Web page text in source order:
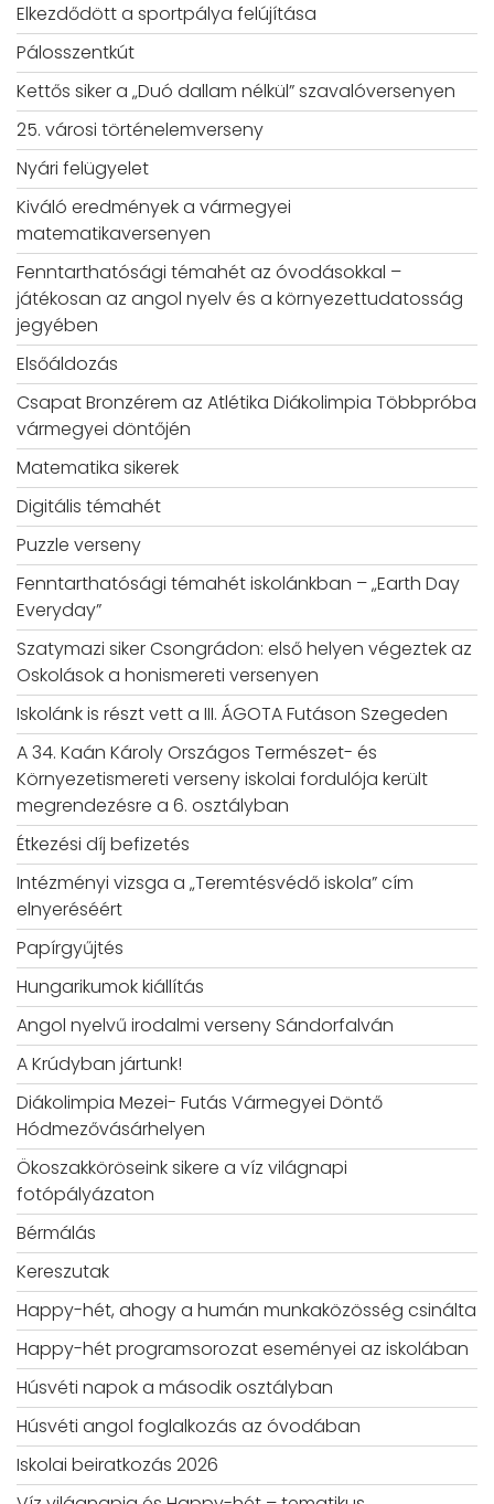
Elkezdődött a sportpálya felújítása
Pálosszentkút
Kettős siker a „Duó dallam nélkül” szavalóversenyen
25. városi történelemverseny
Nyári felügyelet
Kiváló eredmények a vármegyei
matematikaversenyen
Fenntarthatósági témahét az óvodásokkal –
játékosan az angol nyelv és a környezettudatosság
jegyében
Elsőáldozás
Csapat Bronzérem az Atlétika Diákolimpia Többpróba
vármegyei döntőjén
Matematika sikerek
Digitális témahét
Puzzle verseny
Fenntarthatósági témahét iskolánkban – „Earth Day
Everyday”
Szatymazi siker Csongrádon: első helyen végeztek az
Oskolások a honismereti versenyen
Iskolánk is részt vett a III. ÁGOTA Futáson Szegeden
A 34. Kaán Károly Országos Természet- és
Környezetismereti verseny iskolai fordulója került
megrendezésre a 6. osztályban
Étkezési díj befizetés
Intézményi vizsga a „Teremtésvédő iskola” cím
elnyeréséért
Papírgyűjtés
Hungarikumok kiállítás
Angol nyelvű irodalmi verseny Sándorfalván
A Krúdyban jártunk!
Diákolimpia Mezei- Futás Vármegyei Döntő
Hódmezővásárhelyen
Ökoszakköröseink sikere a víz világnapi
fotópályázaton
Bérmálás
Kereszutak
Happy-hét, ahogy a humán munkaközösség csinálta
Happy-hét programsorozat eseményei az iskolában
Húsvéti napok a második osztályban
Húsvéti angol foglalkozás az óvodában
Iskolai beiratkozás 2026